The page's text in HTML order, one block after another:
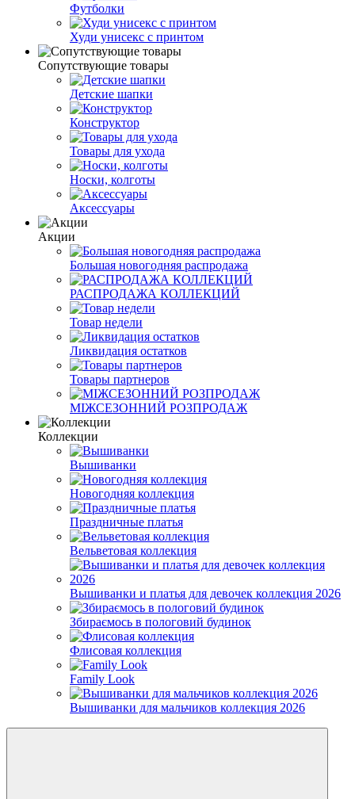
Футболки
Худи унисекс с принтом
Сопутствующие товары
Детские шапки
Конструктор
Товары для ухода
Носки, колготы
Аксессуары
Акции
Большая новогодняя распродажа
РАСПРОДАЖА КОЛЛЕКЦИЙ
Товар недели
Ликвидация остатков
Товары партнеров
МІЖСЕЗОННИЙ РОЗПРОДАЖ
Коллекции
Вышиванки
Новогодняя коллекция
Праздничные платья
Вельветовая коллекция
Вышиванки и платья для девочек коллекция 2026
Збираємось в пологовий будинок
Флисовая коллекция
Family Look
Вышиванки для мальчиков коллекция 2026